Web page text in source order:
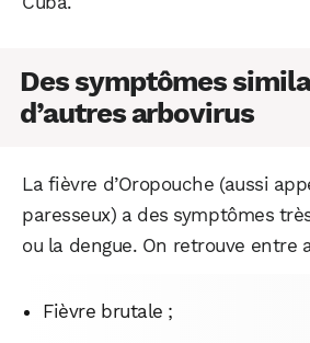
Des symptômes
d’autres arbovirus
La fièvre d’Oropouche (aussi
paresseux) a des symptômes
ou la dengue. On retrouve entre
Fièvre brutale ;